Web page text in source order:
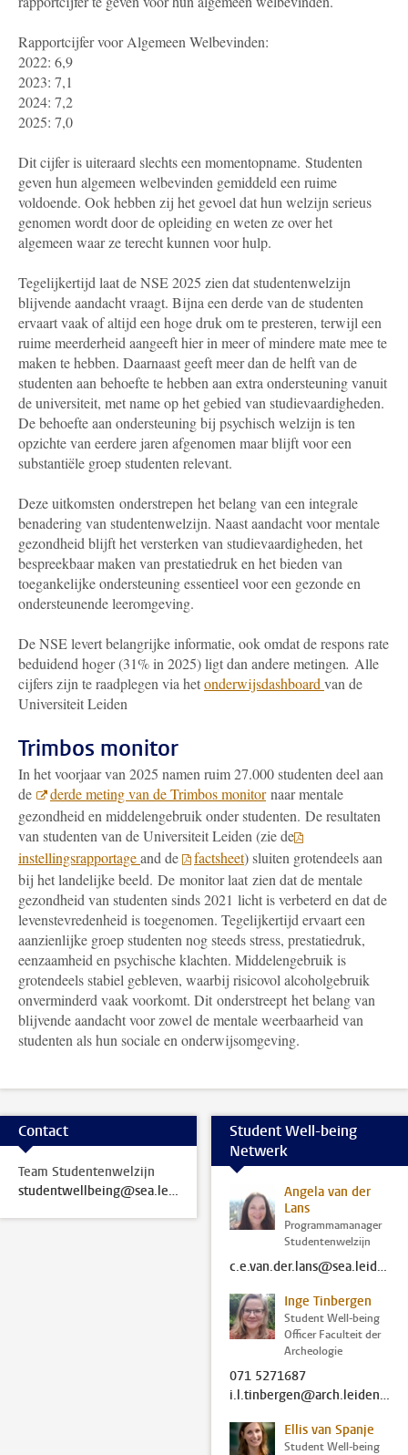
Rapportcijfer voor Algemeen Welbevinden:
2022: 6,9
2023: 7,1
2024: 7,2
2025: 7,0
Dit cijfer is uiteraard slechts een momentopname. Studenten
geven hun algemeen welbevinden gemiddeld een ruime
voldoende. Ook hebben zij het gevoel dat hun welzijn serieus
genomen wordt door de opleiding en weten ze over het
algemeen waar ze terecht kunnen voor hulp.
Tegelijkertijd laat de NSE 2025 zien dat studentenwelzijn
blijvende aandacht vraagt. Bijna een derde van de studenten
ervaart vaak of altijd een hoge druk om te presteren, terwijl een
ruime meerderheid aangeeft hier in meer of mindere mate mee te
maken te hebben. Daarnaast geeft meer dan de helft van de
studenten aan behoefte te hebben aan extra ondersteuning vanuit
de universiteit, met name op het gebied van studievaardigheden.
De behoefte aan ondersteuning bij psychisch welzijn is ten
opzichte van eerdere jaren afgenomen maar blijft voor een
substantiële groep studenten relevant.
Deze uitkomsten onderstrepen het belang van een integrale
benadering van studentenwelzijn. Naast aandacht voor mentale
gezondheid blijft het versterken van studievaardigheden, het
bespreekbaar maken van prestatiedruk en het bieden van
toegankelijke ondersteuning essentieel voor een gezonde en
ondersteunende leeromgeving.
De NSE levert belangrijke informatie, ook omdat de respons rate
beduidend hoger (31% in 2025) ligt dan andere metingen. Alle
cijfers zijn te raadplegen via hetonderwijsdashboard van de
Universiteit Leiden
Trimbos monitor
In het voorjaar van 2025 namen ruim 27.000 studenten deel aan
de
derde meting van de Trimbos monitornaar mentale
gezondheid en middelengebruik onder studenten. De resultaten
van studenten van de Universiteit Leiden (zie de
instellingsrapportageand de factsheet) sluiten grotendeels aan
bij het landelijke beeld. De monitor laat zien dat de mentale
gezondheid van studenten sinds 2021 licht is verbeterd en dat de
levenstevredenheid is toegenomen. Tegelijkertijd ervaart een
aanzienlijke groep studenten nog steeds stress, prestatiedruk,
eenzaamheid en psychische klachten. Middelengebruik is
grotendeels stabiel gebleven, waarbij risicovol alcoholgebruik
onverminderd vaak voorkomt. Dit onderstreept het belang van
blijvende aandacht voor zowel de mentale weerbaarheid van
studenten als hun sociale en onderwijsomgeving.
Contact
Team Studentenwelzijn
studentwellbeing@sea.leidenuniv.nl
Student Well-being
Netwerk
Angela van der
Lans
Programmamanager
Studentenwelzijn
c.e.van.der.lans@sea.leidenuniv.nl
Inge Tinbergen
Student Well-being
Officer Faculteit der
Archeologie
071 5271687
i.l.tinbergen@arch.leidenuniv.nl
Ellis van Spanje
Student Well-being